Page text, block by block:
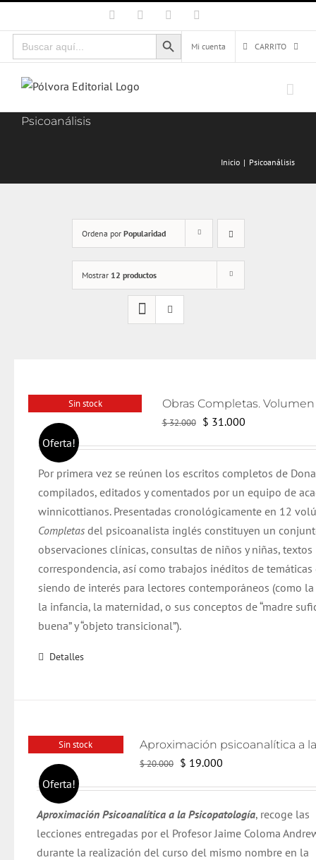
al
contenido
Facebook Instagram
Buscar:
Botón de búsqueda
Mi cuenta
CARRITO
Psicoanálisis
Inicio Psicoanálisis
Ordena por Popularidad
Mostrar 12 productos
Sin stock
Oferta!
$32.000
El
era:
$ 32.000.
$ 31.000El
es:
$ 31.000.
Por primera vez se reúnen los escritos completos de
compilados, editados y comentados por un equipo de
winnicottianos. Presentadas cronológicamente en 12
Completasdel psicoanalista inglés constituyen un
observaciones clínicas, consultas de niños y niñas,
correspondencia, así como trabajos inéditos de
siendo de interés para lectores contemporáneos (como
la infancia, la maternidad, o sus conceptos de “madre
buena” y “objeto transicional”).
Detalles
Sin stock
Oferta!
$20.000 El
era:
$ 20.000.
$ 19.000El
es:
$ 19.000.
Aproximación Psicoanalítica a la Psicopatología, recoge las
lecciones entregadas por el Profesor Jaime Coloma
durante la realización del curso del mismo nombre en la